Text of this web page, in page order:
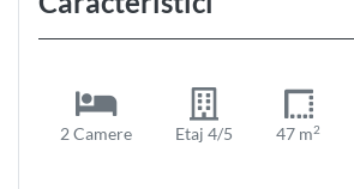
2 Camere Etaj 4/5 47 m2